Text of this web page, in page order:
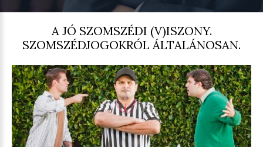
A JÓ SZOMSZÉDI (V)ISZONY.
SZOMSZÉDJOGOKRÓL ÁLTALÁNOSAN.